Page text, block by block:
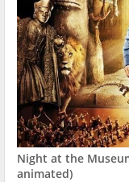
Night at the
animated)